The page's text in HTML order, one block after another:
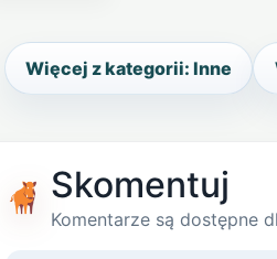
Więcej z kategorii: Inne
Skomentuj
Komentarze są dostępne